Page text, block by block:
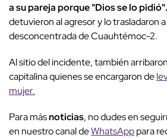
a su pareja porque "Dios se lo pidió".
detuvieron al agresor y lo trasladaron
desconcentrada de Cuauhtémoc-2.
Al sitio del incidente, también
capitalina quienes se encargaron de
mujer.
Para másnoticias, no dudes en
en nuestro canal deWhatsApppara